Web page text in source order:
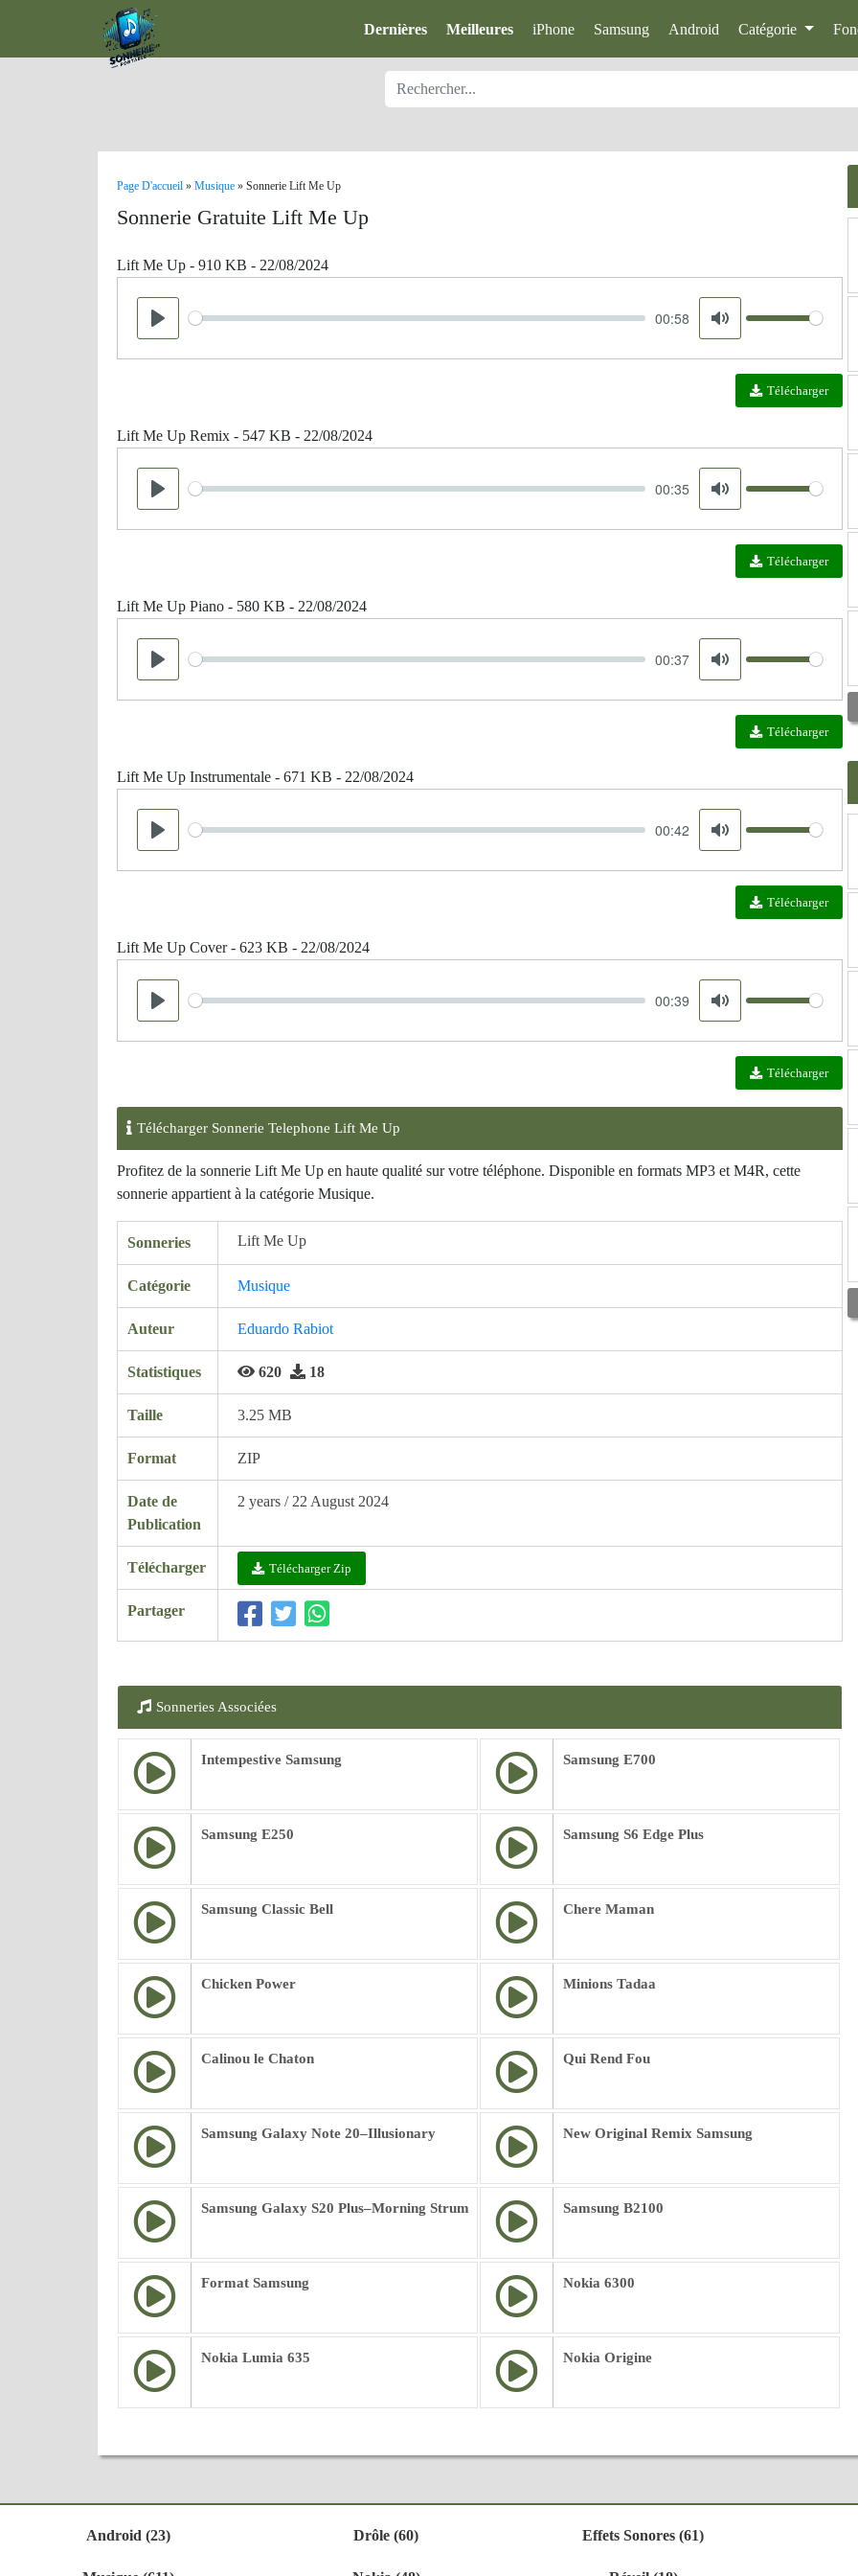
Dernières Meilleures iPhone Samsung Android Catégorie
Page D'accueil » Musique » Sonnerie Lift Me Up
Sonnerie Gratuite Lift Me Up
Lift Me Up - 910 KB - 22/08/2024
Play
Seek 00:58
Mute
Volume
Télécharger
Lift Me Up Remix - 547 KB - 22/08/2024
Play
Seek 00:35
Mute
Volume
Télécharger
Lift Me Up Piano - 580 KB - 22/08/2024
Play
Seek 00:37
Mute
Volume
Télécharger
Lift Me Up Instrumentale - 671 KB - 22/08/2024
Play
Seek 00:42
Mute
Volume
Télécharger
Lift Me Up Cover - 623 KB - 22/08/2024
Play
Seek 00:39
Mute
Volume
Télécharger
Télécharger Sonnerie Telephone Lift Me Up
Profitez de la sonnerie Lift Me Up en haute qualité sur votre téléphone. Disponible en formats MP3 et M4R, cette
sonnerie appartient à la catégorie Musique.
Sonneries Lift Me Up
Catégorie Musique
Auteur Eduardo Rabiot
Statistiques 620 18
Taille 3.25 MB
Format ZIP
Date de
Publication
2 years / 22 August 2024
Télécharger Télécharger Zip
Partager
Sonneries Associées
Intempestive Samsung Samsung E700
Samsung E250 Samsung S6 Edge Plus
Samsung Classic Bell Chere Maman
Chicken Power Minions Tadaa
Calinou le Chaton Qui Rend Fou
Samsung Galaxy Note 20–Illusionary New Original Remix Samsung
Samsung Galaxy S20 Plus–Morning Strum Samsung B2100
Format Samsung Nokia 6300
Nokia Lumia 635 Nokia Origine
Android (23) Drôle (60) Effets Sonores (61)